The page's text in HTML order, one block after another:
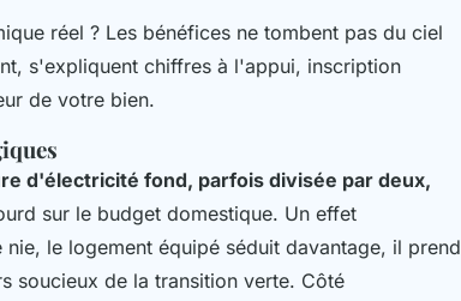
réel ? Les bénéfices ne tombent pas du ciel
s'expliquent chiffres à l'appui, inscription
de votre bien.
d'électricité fond, parfois divisée par deux,
sur le budget domestique. Un effet
le logement équipé séduit davantage, il prend
soucieux de la transition verte. Côté